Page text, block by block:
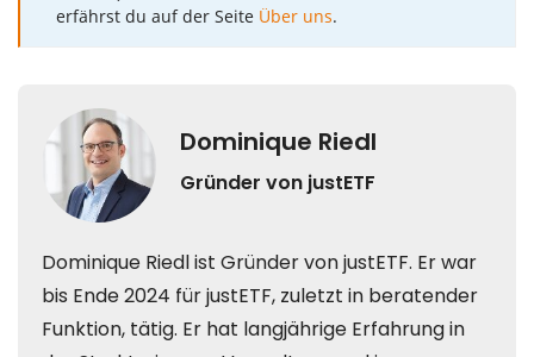
erfährst du auf der Seite Über uns.